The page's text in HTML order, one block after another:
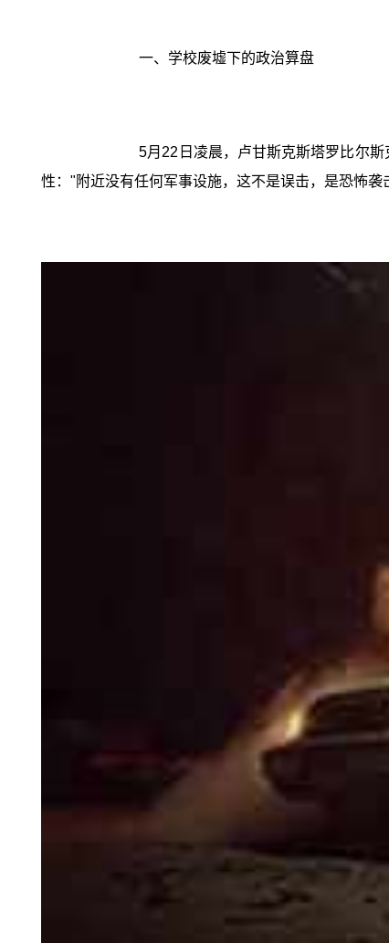
一、学校废墟下的政治算盘
5月22日凌晨，卢甘斯克斯塔罗比尔
性："附近没有任何军事设施，这不是误击，是恐怖袭